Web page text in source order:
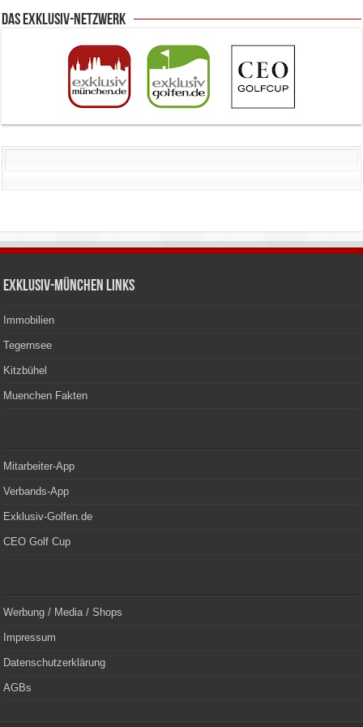
Das Exklusiv-Netzwerk
Exklusiv-München Links
Immobilien
Tegernsee
Kitzbühel
Muenchen Fakten
Mitarbeiter-App
Verbands-App
Exklusiv-Golfen.de
CEO Golf Cup
Werbung / Media / Shops
Impressum
Datenschutzerklärung
AGBs